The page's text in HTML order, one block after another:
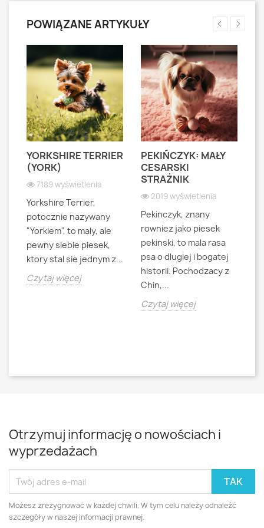
POWIĄZANE ARTYKUŁY
YORKSHIRE TERRIER
(YORK)
7189 wyświetlenia
Yorkshire Terrier,
potocznie nazywany
"Yorkiem", to maly, ale
pewny siebie piesek,
ktory stal sie jednym z...
Czytaj więcej
PEKIŃCZYK: MAŁY
CESARSKI
STRAŻNIK
2019 wyświetlenia
Pekinczyk, znany
rowniez jako piesek
pekinski, to mala rasa
psa o dlugiej i bogatej
historii. Pochodzacy z
Chin,...
Czytaj więcej
Otrzymuj informację o nowościach i
wyprzedażach
Możesz zrezygnować w każdej chwili. W tym celu należy odnaleźć
szczegóły w naszej informacji prawnej.